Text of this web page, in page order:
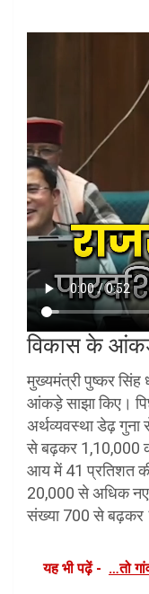
विकास के
मुख्यमंत्री पुष्कर सिंह
आंकड़े साझा किए।
अर्थव्यवस्था डेढ़
से बढ़कर 1,10,000
आय में 41 प्रतिशत
20,000 से अधिक नए
संख्या 700 से बढ़कर
यह भी पढ़ें - …तो